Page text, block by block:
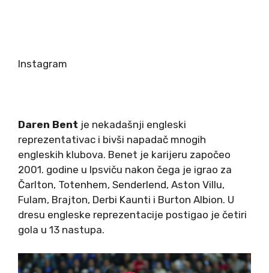
Instagram
Daren Bent je nekadašnji engleski
reprezentativac i bivši napadač mnogih
engleskih klubova. Benet je karijeru započeo
2001. godine u Ipsviču nakon čega je igrao za
Čarlton, Totenhem, Senderlend, Aston Villu,
Fulam, Brajton, Derbi Kaunti i Burton Albion. U
dresu engleske reprezentacije postigao je četiri
gola u 13 nastupa.